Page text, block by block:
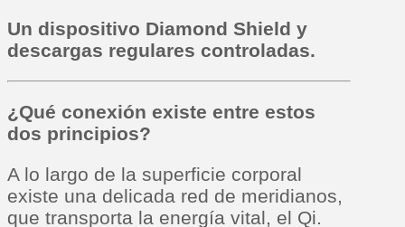
Un dispositivo Diamond Shield y
descargas regulares controladas.
¿Qué conexión existe entre estos
dos principios?
A lo largo de la superficie corporal
existe una delicada red de meridianos,
que transporta la energía vital, el Qi.